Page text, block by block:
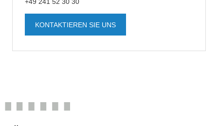
+49 241 52 30 30
KONTAKTIEREN SIE UNS